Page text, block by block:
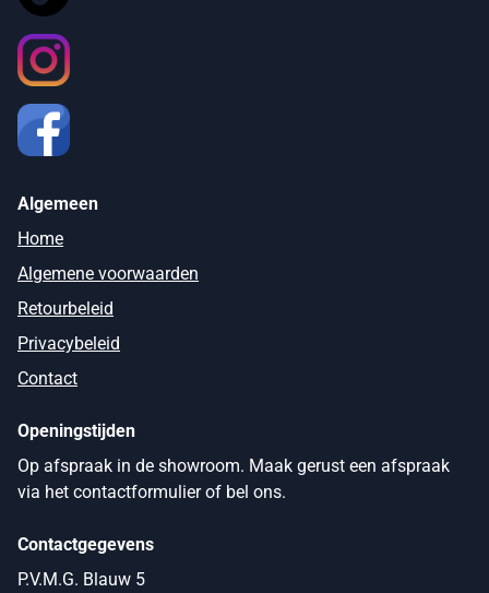
Algemeen
Home
Algemene voorwaarden
Retourbeleid
Privacybeleid
Contact
Openingstijden
Op afspraak in de showroom. Maak gerust een afspraak
via het contactformulier of bel ons.
Contactgegevens
P.V.M.G. Blauw 5